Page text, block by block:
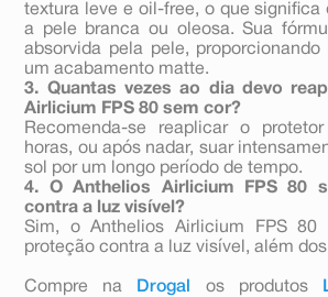
textura leve e oil-free, o que significa
a pele branca ou oleosa. Sua
absorvida pela pele,
um acabamento matte.
3. Quantas vezes ao dia devo
Airlicium FPS 80 sem cor?
Recomenda-se reaplicar o
horas, ou após nadar, suar
sol por um longo período de tempo.
4. O Anthelios Airlicium FPS 80
contra a luz visível?
Sim, o Anthelios Airlicium FPS 80
proteção contra a luz visível, além
Compre na Drogal os produtos